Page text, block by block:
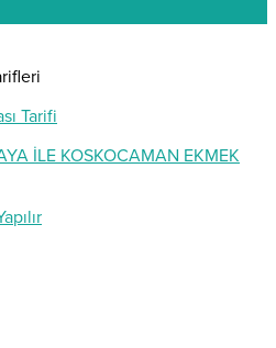
Tarifi
İLE KOSKOCAMAN EKMEK